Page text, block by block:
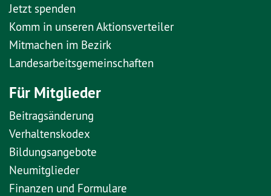
Jetzt spenden
Komm in unseren Aktionsverteiler
Mitmachen im Bezirk
Landesarbeitsgemeinschaften
Für Mitglieder
Beitragsänderung
Verhaltenskodex
Bildungsangebote
Neumitglieder
Finanzen und Formulare